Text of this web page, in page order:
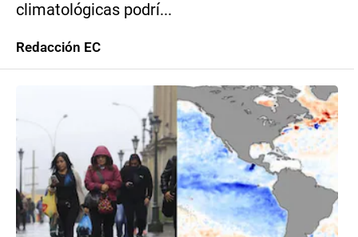
climatológicas podrí...
Redacción EC